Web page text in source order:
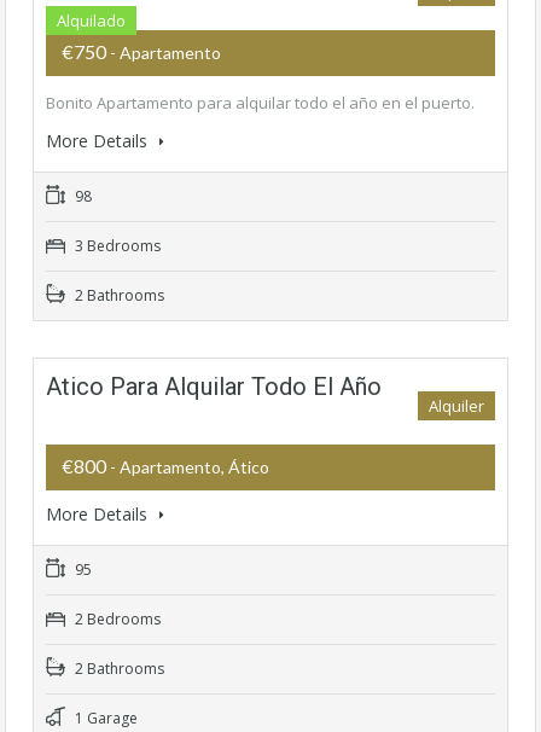
Alquilado
€750 - Apartamento
Bonito Apartamento para alquilar todo el año en el puerto.
More Details
98
3 Bedrooms
2 Bathrooms
Atico Para Alquilar Todo El Año
Alquiler
€800 - Apartamento, Ático
More Details
95
2 Bedrooms
2 Bathrooms
1 Garage